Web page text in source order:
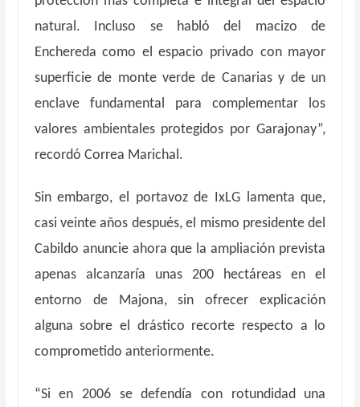
natural. Incluso se habló del macizo de
Enchereda como el espacio privado con mayor
superficie de monte verde de Canarias y de un
enclave fundamental para complementar los
valores ambientales protegidos por Garajonay”,
recordó Correa Marichal.
Sin embargo, el portavoz de IxLG lamenta que,
casi veinte años después, el mismo presidente del
Cabildo anuncie ahora que la ampliación prevista
apenas alcanzaría unas 200 hectáreas en el
entorno de Majona, sin ofrecer explicación
alguna sobre el drástico recorte respecto a lo
comprometido anteriormente.
“Si en 2006 se defendía con rotundidad una